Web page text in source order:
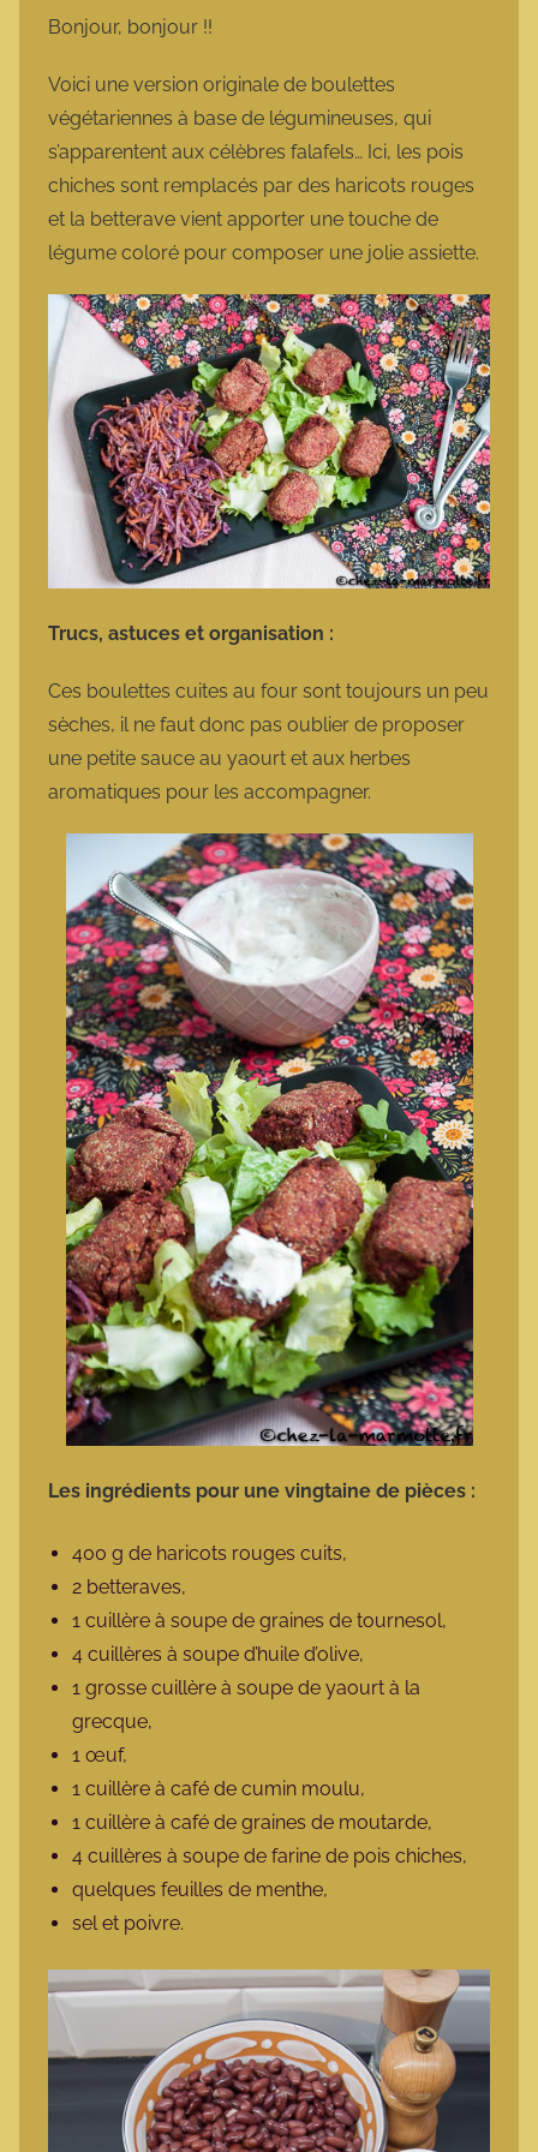
o
t
t
e
Bonjour, bonjour !!
Voici une version originale de boulettes
végétariennes à base de légumineuses, qui
s’apparentent aux célèbres falafels… Ici, les pois
chiches sont remplacés par des haricots rouges
et la betterave vient apporter une touche de
légume coloré pour composer une jolie assiette.
Trucs, astuces et organisation :
Ces boulettes cuites au four sont toujours un peu
sèches, il ne faut donc pas oublier de proposer
une petite sauce au yaourt et aux herbes
aromatiques pour les accompagner.
Les ingrédients pour une vingtaine de pièces :
400 g de haricots rouges cuits,
2 betteraves,
1 cuillère à soupe de graines de tournesol,
4 cuillères à soupe d’huile d’olive,
1 grosse cuillère à soupe de yaourt à la
grecque,
1 œuf,
1 cuillère à café de cumin moulu,
1 cuillère à café de graines de moutarde,
4 cuillères à soupe de farine de pois chiches,
quelques feuilles de menthe,
sel et poivre.